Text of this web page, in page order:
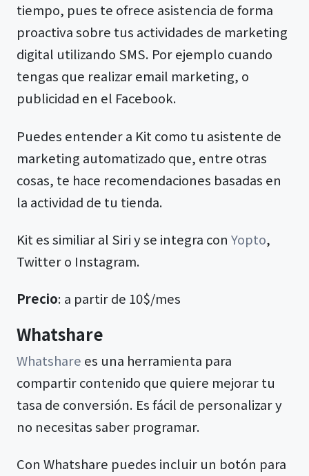
tiempo, pues te ofrece asistencia de forma
proactiva sobre tus actividades de marketing
digital utilizando SMS. Por ejemplo cuando
tengas que realizar email marketing, o
publicidad en el Facebook.
Puedes entender a Kit como tu asistente de
marketing automatizado que, entre otras
cosas, te hace recomendaciones basadas en
la actividad de tu tienda.
Kit es similiar al Siri y se integra con Yopto,
Twitter o Instagram.
Precio: a partir de 10$/mes
Whatshare
Whatshare es una herramienta para
compartir contenido que quiere mejorar tu
tasa de conversión. Es fácil de personalizar y
no necesitas saber programar.
Con Whatshare puedes incluir un botón para